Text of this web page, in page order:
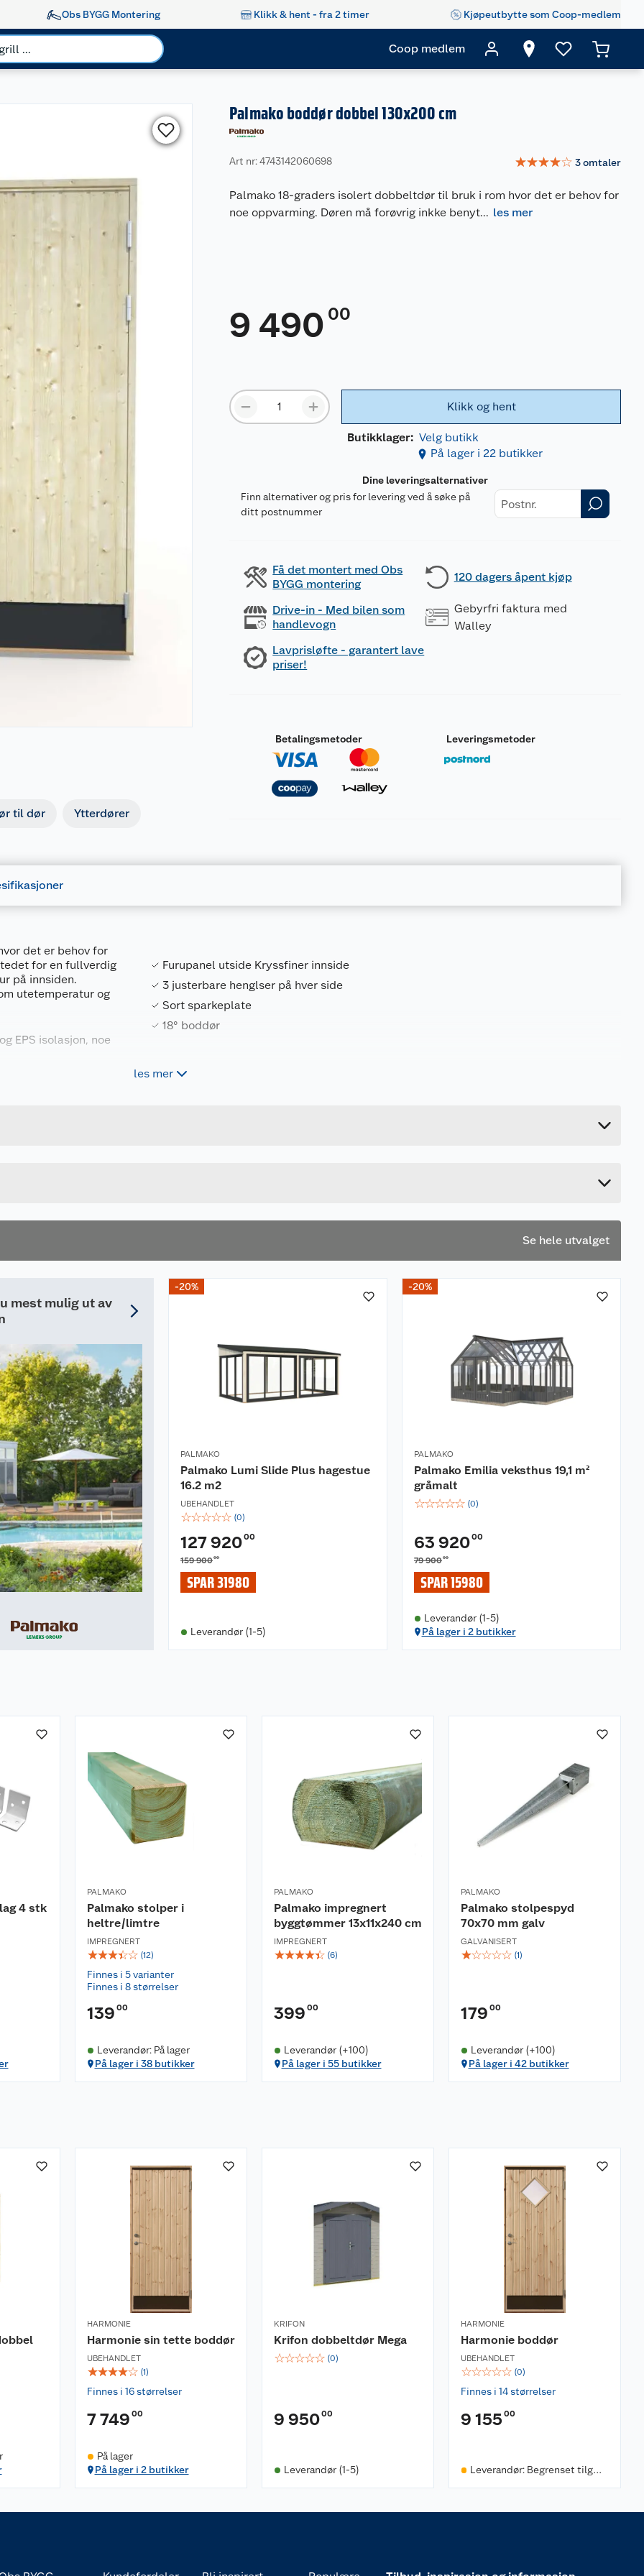
Obs BYGG Montering Klikk & hent - fra 2 timer Kjøpeutbytte som Coop-medlem
Coop medlem
til dør Ytterdører
Palmako boddør dobbel 130x200 cm
Art nr: 4743142060698 ☆☆☆☆☆ 3omtaler
Palmako 18-graders isolert dobbeltdør til bruk i rom hvor det er behov for
noe oppvarming. Døren må forøvrig inkke benyt... les mer
9 490 00
Klikk og hent
Butikklager: Velg butikk
På lager i 22 butikker
Dine leveringsalternativer
Finn alternativer og pris for levering ved å søke på
ditt postnummer
Få det montert med Obs
BYGG montering
120 dagers åpent kjøp
Drive-in - Med bilen som
handlevogn
Gebyrfri faktura med
Walley
Lavprisløfte - garantert lave
priser!
Betalingsmetoder Leveringsmetoder
det er behov for
for en fullverdig
på innsiden.
utetemperatur og
EPS isolasjon, noe
separat.
+10 °C.
Furupanel utside Kryssfiner innside
3 justerbare henglser på hver side
Sort sparkeplate
18° boddør
les merForpakningsmål
Se hele utvalget
mest mulig ut av
-20%
PALMAKO
Palmako Lumi Slide Plus hagestue
16.2 m2
UBEHANDLET
☆☆☆☆☆ (0)
127 92000
159 90000
SPAR 31980
Leverandør (1-5)
-20%
PALMAKO
Palmako Emilia veksthus 19,1 m²
gråmalt
☆☆☆☆☆ (0)
63 92000
79 90000
SPAR 15980
Leverandør (1-5)
På lager i 2 butikker
4 stk
PALMAKO
Palmako stolper i
heltre/limtre
IMPREGNERT
☆☆☆☆☆ (12)
Finnes i 5 varianter
Finnes i 8 størrelser
139 00
Leverandør: På lager
På lager i 38 butikker
PALMAKO
Palmako impregnert
byggtømmer 13x11x240 cm
IMPREGNERT
☆☆☆☆☆ (6)
399 00
Leverandør (+100)
På lager i 55 butikker
PALMAKO
Palmako stolpespyd
70x70 mm galv
GALVANISERT
☆☆☆☆☆ (1)
179 00
Leverandør (+100)
På lager i 42 butikker
HARMONIE
Harmonie sin tette boddør
UBEHANDLET
☆☆☆☆☆ (1)
Finnes i 16 størrelser
7 749 00
På lager
På lager i 2 butikker
KRIFON
Krifon dobbeltdør Mega
☆☆☆☆☆ (0)
9 95000
Leverandør (1-5)
HARMONIE
Harmonie boddør
UBEHANDLET
☆☆☆☆☆ (0)
Finnes i 14 størrelser
9 155 00
Leverandør: Begrenset tilgje